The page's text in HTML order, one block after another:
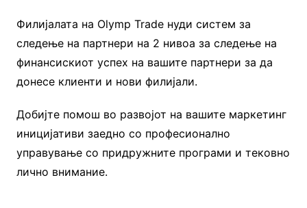
Филијалата на Olymp Trade нуди систем за
следење на партнери на 2 нивоа за следење на
финансискиот успех на вашите партнери за да
донесе клиенти и нови филијали.
Добијте помош во развојот на вашите маркетинг
иницијативи заедно со професионално
управување со придружните програми и тековно
лично внимание.